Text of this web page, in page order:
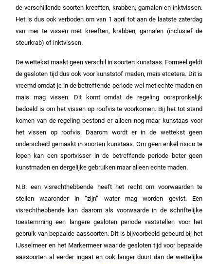
de verschillende soorten kreeften, krabben, garnalen en inktvissen.
Het is dus ook verboden om van 1 april tot aan de laatste zaterdag
van mei te vissen met kreeften, krabben, garnalen (inclusief de
steurkrab) of inktvissen.
De wettekst maakt geen verschil in soorten kunstaas. Formeel geldt
de gesloten tijd dus ook voor kunststof maden, mais etcetera. Dit is
vreemd omdat je in de betreffende periode wel met echte maden en
mais mag vissen. Dit komt omdat de regeling oorspronkelijk
bedoeld is om het vissen op roofvis te voorkomen. Bij het tot stand
komen van de regeling bestond er alleen nog maar kunstaas voor
het vissen op roofvis. Daarom wordt er in de wettekst geen
onderscheid gemaakt in soorten kunstaas. Om geen enkel risico te
lopen kan een sportvisser in de betreffende periode beter geen
kunstmaden en dergelijke gebruiken maar alleen echte maden.
N.B. een visrechthebbende heeft het recht om voorwaarden te
stellen waaronder in “zijn” water mag worden gevist. Een
visrechthebbende kan daarom als voorwaarde in de schriftelijke
toestemming een langere gesloten periode vaststellen voor het
gebruik van bepaalde aassoorten. Dit is bijvoorbeeld gebeurd bij het
IJsselmeer en het Markermeer waar de gesloten tijd voor bepaalde
aassoorten al eerder ingaat en ook langer duurt dan de wettelijke